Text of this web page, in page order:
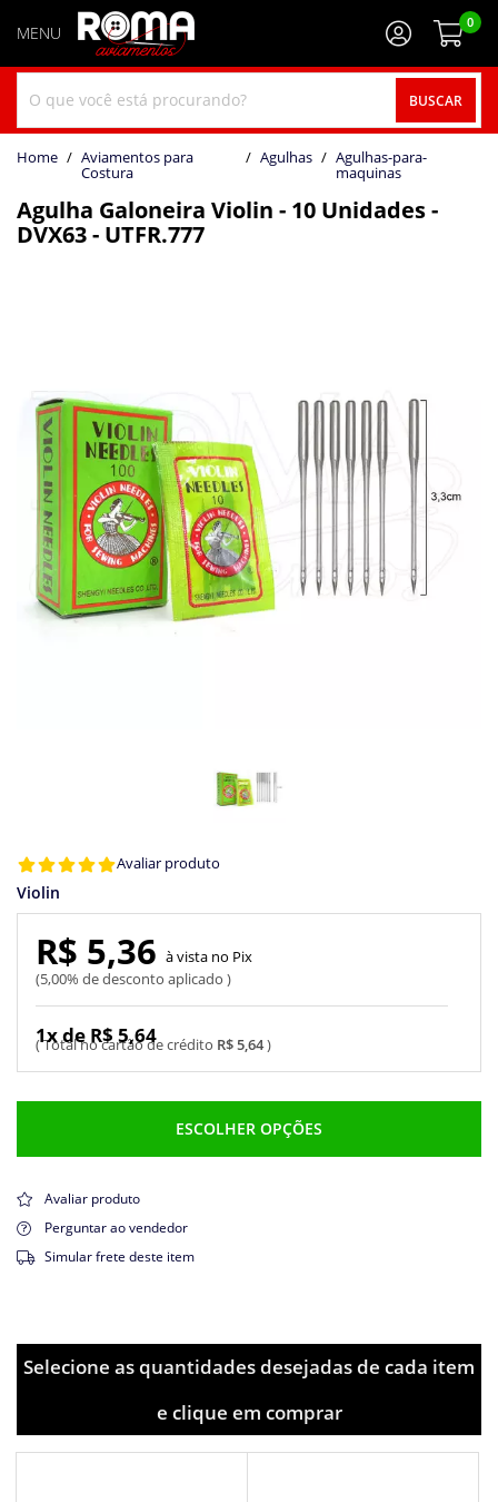
BUSCAR
0
home
Aviamentos para
Costura
agulhas
agulhas-para-
maquinas
Agulha Galoneira Violin - 10 Unidades -
DVX63 - UTFR.777
Avaliar produto
Violin
R$ 5,64
1x de R$ 5,64
R$ 5,36
5,00% de desconto aplicado
Pix
ESCOLHER OPÇÕES
Avaliar produto
Perguntar ao vendedor
Simular frete deste item
Selecione as quantidades desejadas de cada item
e clique em comprar